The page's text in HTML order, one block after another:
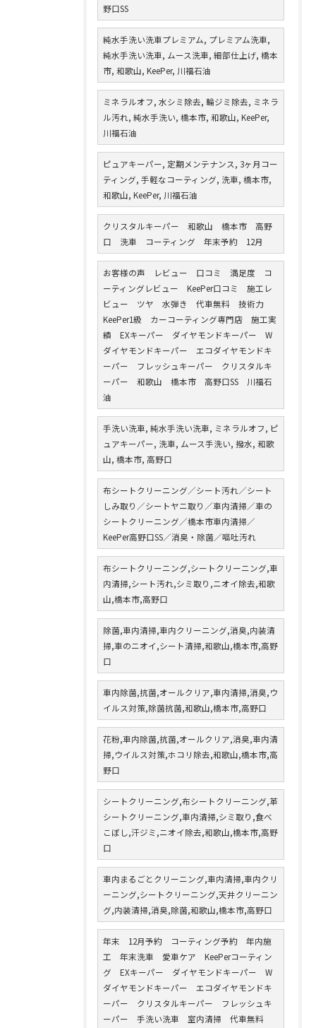
野口SS
純水手洗い洗車プレミアム, プレミアム洗車,
純水手洗い洗車, ムース洗車, 細部仕上げ, 橋本
市, 和歌山, KeePer, 川福石油
ミネラルオフ, 水シミ除去, 輪ジミ除去, ミネラ
ル汚れ, 純水手洗い, 橋本市, 和歌山, KeePer,
川福石油
ピュアキーパー, 定期メンテナンス, 3ヶ月コー
ティング, 手軽なコーティング, 洗車, 橋本市,
和歌山, KeePer, 川福石油
クリスタルキーパー 和歌山 橋本市 高野
口 洗車 コーティング 年末予約 12月
お客様の声 レビュー 口コミ 満足度 コ
ーティングレビュー KeePer口コミ 施工レ
ビュー ツヤ 水弾き 代車無料 技術力
KeePer1級 カーコーティング専門店 施工実
績 EXキーパー ダイヤモンドキーパー W
ダイヤモンドキーパー エコダイヤモンドキ
ーパー フレッシュキーパー クリスタルキ
ーパー 和歌山 橋本市 高野口SS 川福石
油
手洗い洗車, 純水手洗い洗車, ミネラルオフ, ピ
ュアキーパー, 洗車, ムース手洗い, 撥水, 和歌
山, 橋本市, 高野口
布シートクリーニング／シート汚れ／シート
しみ取り／シートヤニ取り／車内清掃／車の
シートクリーニング／橋本市車内清掃／
KeePer高野口SS／消臭・除菌／嘔吐汚れ
布シートクリーニング,シートクリーニング,車
内清掃,シート汚れ,シミ取り,ニオイ除去,和歌
山,橋本市,高野口
除菌,車内清掃,車内クリーニング,消臭,内装清
掃,車のニオイ,シート清掃,和歌山,橋本市,高野
口
車内除菌,抗菌,オールクリア,車内清掃,消臭,ウ
イルス対策,除菌抗菌,和歌山,橋本市,高野口
花粉,車内除菌,抗菌,オールクリア,消臭,車内清
掃,ウイルス対策,ホコリ除去,和歌山,橋本市,高
野口
シートクリーニング,布シートクリーニング,革
シートクリーニング,車内清掃,シミ取り,食べ
こぼし,汗ジミ,ニオイ除去,和歌山,橋本市,高野
口
車内まるごとクリーニング,車内清掃,車内クリ
ーニング,シートクリーニング,天井クリーニン
グ,内装清掃,消臭,除菌,和歌山,橋本市,高野口
年末 12月予約 コーティング予約 年内施
工 年末洗車 愛車ケア KeePerコーティン
グ EXキーパー ダイヤモンドキーパー W
ダイヤモンドキーパー エコダイヤモンドキ
ーパー クリスタルキーパー フレッシュキ
ーパー 手洗い洗車 室内清掃 代車無料